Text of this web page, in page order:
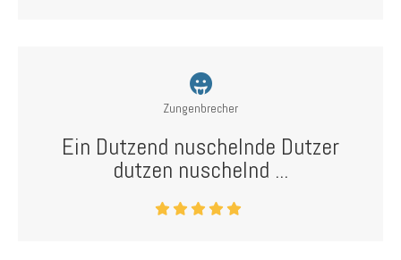
Zungenbrecher
Ein Dutzend nuschelnde Dutzer
dutzen nuschelnd ...